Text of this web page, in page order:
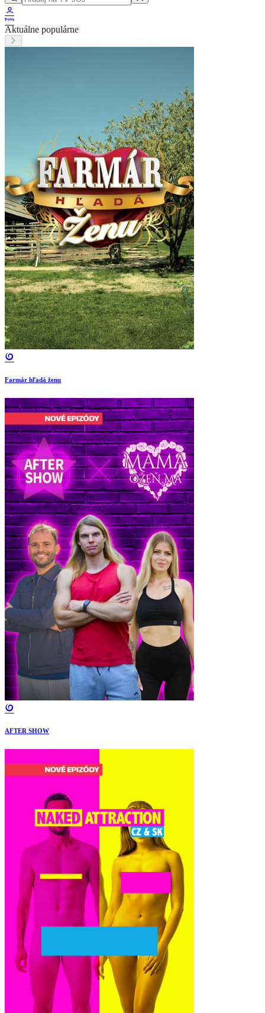
Aktuálne populárne
Farmár hľadá ženu
AFTER SHOW